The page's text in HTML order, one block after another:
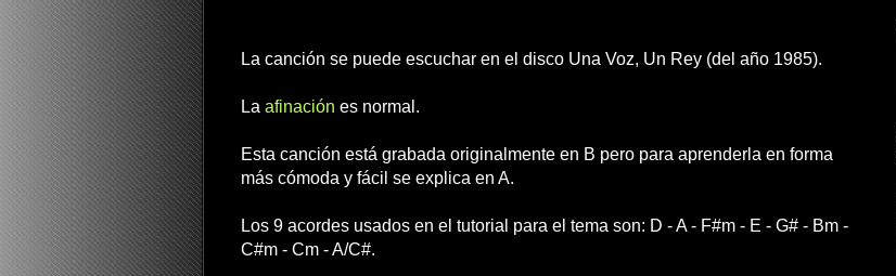
La canción se puede escuchar en el disco Una Voz, Un Rey (del año 1985).
La afinación es normal.
Esta canción está grabada originalmente en B pero para aprenderla en forma
más cómoda y fácil se explica en A.
Los 9 acordes usados en el tutorial para el tema son: D - A - F#m - E - G# - Bm -
C#m - Cm - A/C#.